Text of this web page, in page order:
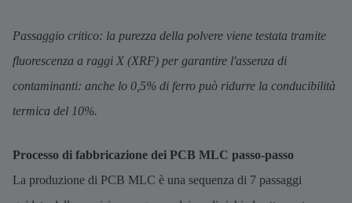
Passaggio critico: la purezza della polvere viene testata tramite
fluorescenza a raggi X (XRF) per garantire l'assenza di
contaminanti: anche lo 0,5% di ferro può ridurre la conducibilità
termica del 10%.
Processo di fabbricazione dei PCB MLC passo-passo
La produzione di PCB MLC è una sequenza di 7 passaggi